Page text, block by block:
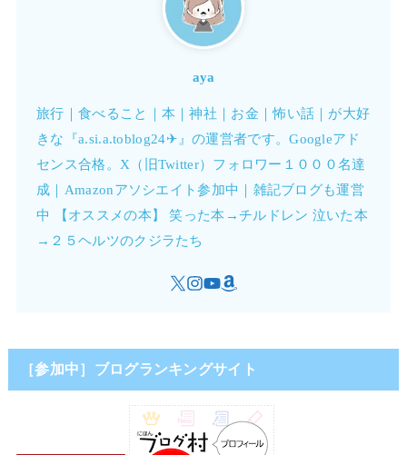
aya
旅行｜食べること｜本｜神社｜お金｜怖い話｜が大好
きな『a.si.a.toblog24✈︎』の運営者です。Googleアド
センス合格。X（旧Twitter）フォロワー１０００名達
成｜Amazonアソシエイト参加中｜雑記ブログも運営
中 【オススメの本】 笑った本→チルドレン 泣いた本
→２５ヘルツのクジラたち
［参加中］ブログランキングサイト